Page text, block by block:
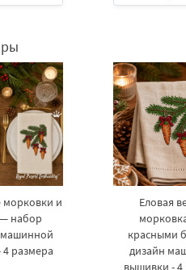
морковки и
набор
размера
Еловая
красными
дизайн